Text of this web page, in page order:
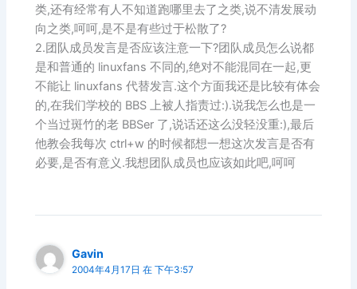
类,还有经常有人不知道跑哪里去了之类,说不清发展动
向之类,呵呵,是不是有些过于松散了?
2.团队成员发言是否应该注意一下?团队成员怎么说都
是和普通的 linuxfans 不同的,绝对不能混同在一起,更
不能让 linuxfans 代替发言.这个方面我还是比较有体会
的,在我们学校的 BBS 上被人指责过:).说我怎么也是一
个当过斑竹的老 BBSer 了,说话还这么没轻没重:),最后
他教会我每次 ctrl+w 的时候都想一想这次发言是否有
必要,是否有意义.我想团队成员也应该如此吧,呵呵
Gavin
2004年4月17日 在 下午3:57